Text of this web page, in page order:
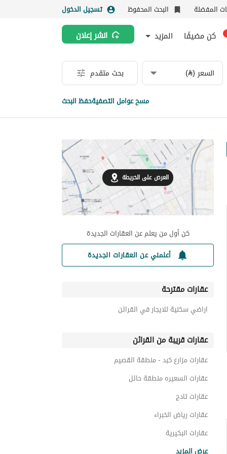
المفضلة البحث المحفوظ تسجيل الدخول
كن مضيفًا المزيد انشر إعلان
السعر (⃁) بحث متقدم
مسح عوامل التصفيةحفظ البحث
العرض على الخريطة
كن أول من يعلم عن العقارات الجديدة
أعلمني عن العقارات الجديدة
عقارات مقترحة
اراضي سكنية للايجار في القرائن
عقارات قريبة من القرائن
عقارات مزارع كبد - منطقة القصيم
عقارات السعيره منطقة حائل
عقارات ثادج
عقارات رياض الخبراء
عقارات البكيرية
عرض المزيد